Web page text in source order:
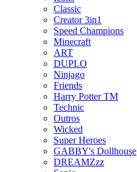
Classic
Creator 3in1
Speed Champions
Minecraft
ART
DUPLO
Ninjago
Friends
Harry Potter TM
Technic
Outros
Wicked
Super Heroes
GABBY's Dollhouse
DREAMZzz